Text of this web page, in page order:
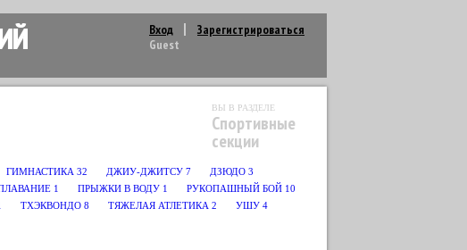
Вход
Зарегистрироваться
Guest
ВЫ В РАЗДЕЛЕ
Спортивные
секции
ГИМНАСТИКА 32 ДЖИУ-ДЖИТСУ 7 ДЗЮДО 3
1 ПРЫЖКИ В ВОДУ 1 РУКОПАШНЫЙ БОЙ 10
ТХЭКВОНДО 8 ТЯЖЕЛАЯ АТЛЕТИКА 2 УШУ 4